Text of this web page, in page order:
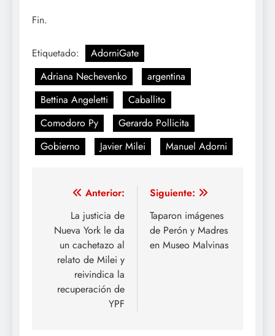
Fin.
Etiquetado:
AdorniGate
Adriana Nechevenko
argentina
Bettina Angeletti
Caballito
Comodoro Py
Gerardo Pollicita
Gobierno
Javier Milei Manuel Adorni
Navegación
entradas
Anterior:
La justicia de
Nueva York le da
un cachetazo al
relato de Milei y
reivindica la
recuperación de
YPF
Siguiente:
Taparon imágenes
de Perón y Madres
en Museo Malvinas